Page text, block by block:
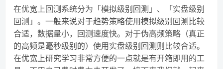
在优宽上回测系统分为「模拟级别回测」、「实盘级别
回测」。一般来说对于趋势策略使用模拟级别回测比较
合适，数据量小，回测速度快。对于伪高频策略（真正
的高频是毫秒级别的）使用实盘级别回测则比较合适。
在优宽上研究学习非常方便的一点就是有开箱即用的工